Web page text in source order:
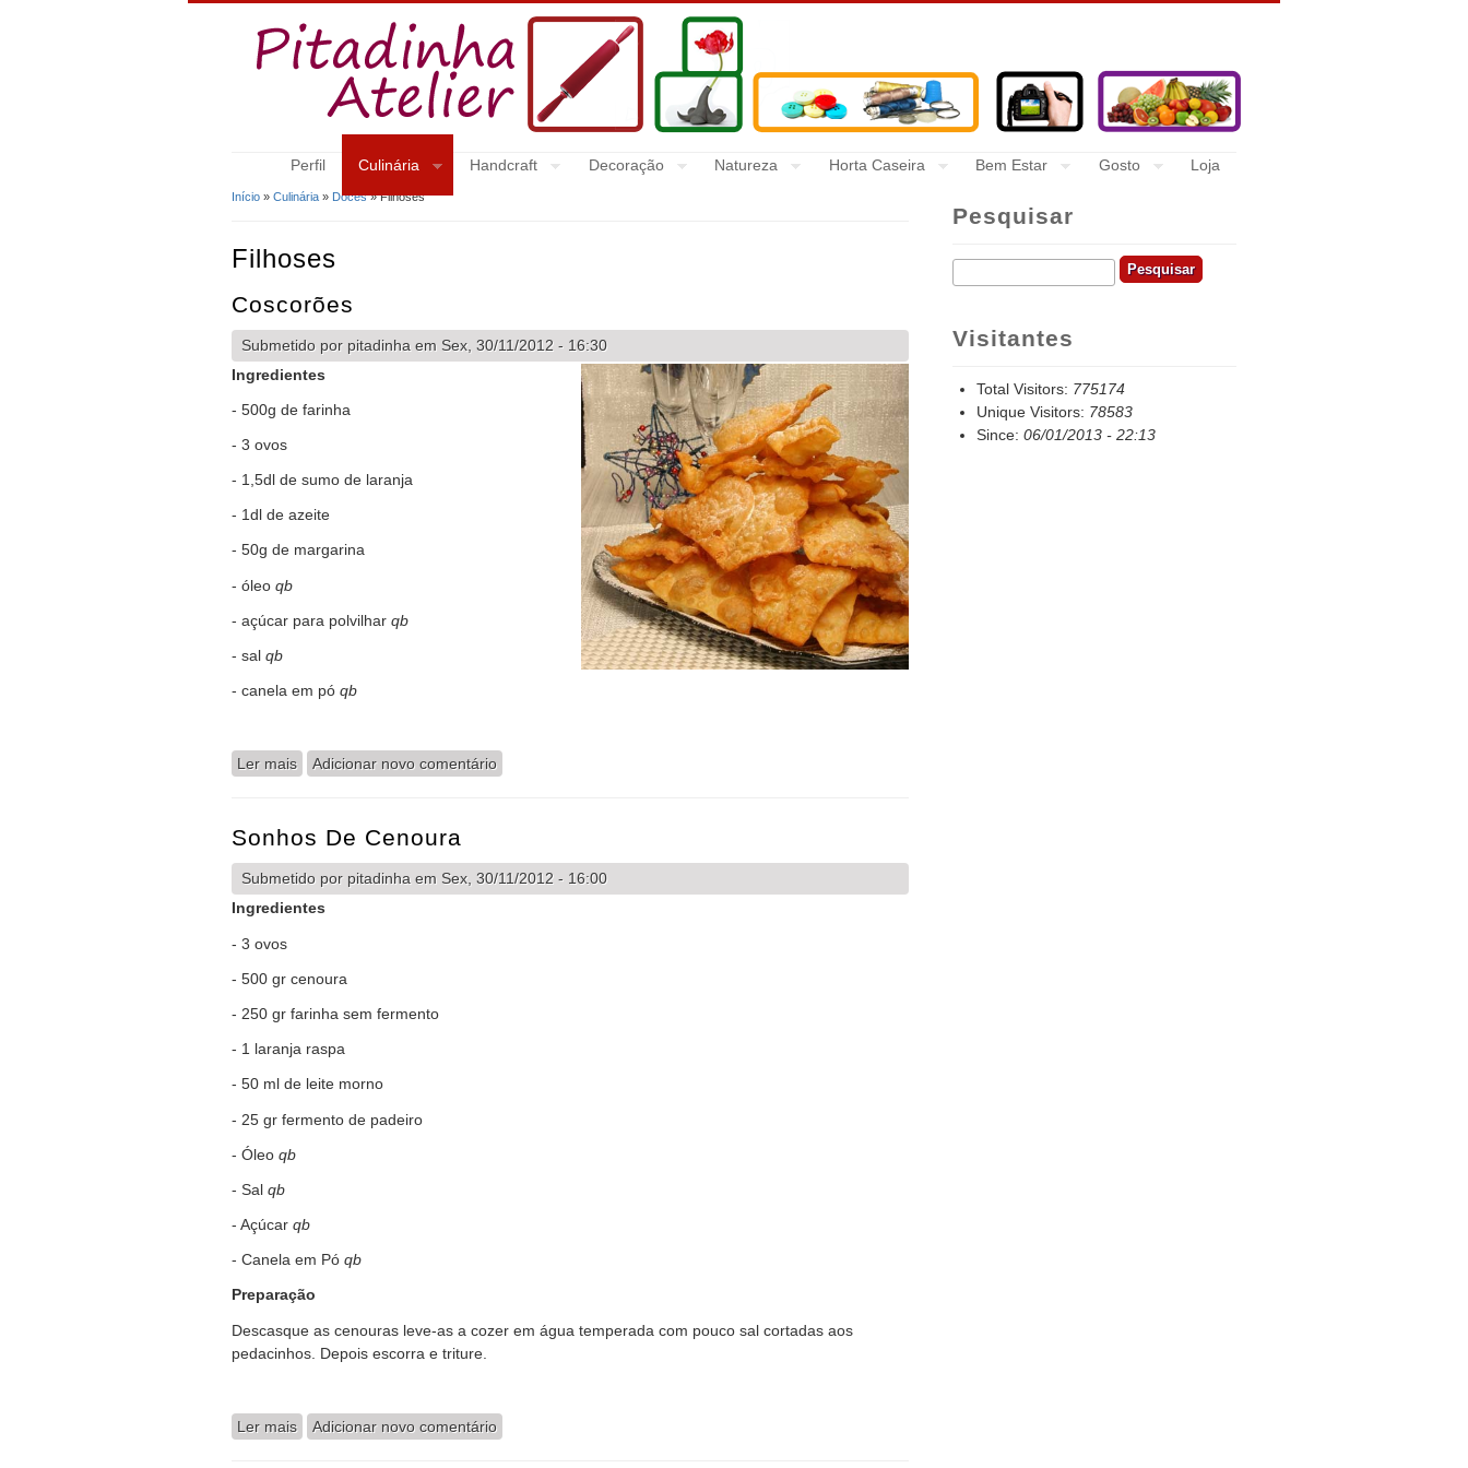
Perfil Culinária Handcraft Decoração Natureza Horta Caseira Bem Estar Gosto Loja
Início » Culinária » Doces» Filhoses
Filhoses
Coscorões
Submetido por pitadinha em Sex, 30/11/2012 - 16:30
Ingredientes
- 500g de farinha
- 3 ovos
- 1,5dl de sumo de laranja
- 1dl de azeite
- 50g de margarina
- óleo qb
- açúcar para polvilhar qb
- sal qb
- canela em pó qb
Ler mais acerca de Coscorões
Adicionar novo comentário
Sonhos De Cenoura
Submetido por pitadinha em Sex, 30/11/2012 - 16:00
Ingredientes
- 3 ovos
- 500 gr cenoura
- 250 gr farinha sem fermento
- 1 laranja raspa
- 50 ml de leite morno
- 25 gr fermento de padeiro
- Óleo qb
- Sal qb
- Açúcar qb
- Canela em Pó qb
Preparação
Descasque as cenouras leve-as a cozer em água temperada com pouco sal cortadas aos
pedacinhos. Depois escorra e triture.
Ler mais acerca de Sonhos de Cenoura
Adicionar novo comentário
Pesquisar
Pesquisar
Visitantes
Total Visitors: 775174
Unique Visitors: 78583
Since: 06/01/2013 - 22:13